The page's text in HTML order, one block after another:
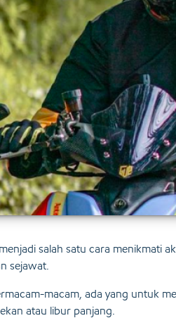
salah satu cara menikmati
sejawat.
macam, ada yang untuk
atau libur panjang.